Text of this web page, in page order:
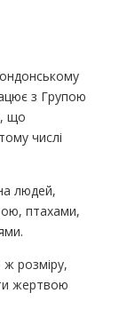
з Групою
що
числі
людей,
птахами,
розміру,
жертвою